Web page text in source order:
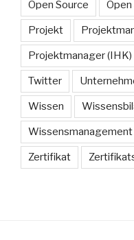
Open Source Open
Projekt
Projektmanager (IHK)
Twitter
Wissen
Wissensmanagement
Zertifikat